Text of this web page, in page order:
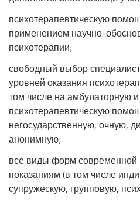
психотерапевтическую
применением научно-
психотерапии;
свободный выбор
уровней оказания
том числе на амбулаторную
психотерапевтическую
негосударственную, очную,
анонимную;
все виды форм современной
показаниям (в том числе
супружескую, групповую,